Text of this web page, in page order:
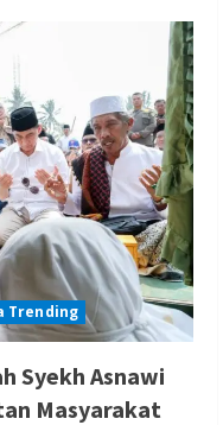
Trending
Syekh Asnawi
Masyarakat